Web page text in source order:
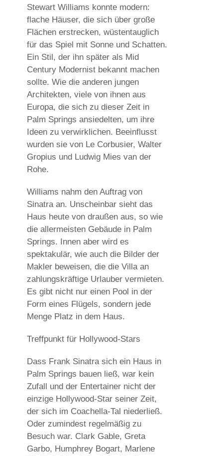
Stewart Williams konnte modern:
flache Häuser, die sich über große
Flächen erstrecken, wüstentauglich
für das Spiel mit Sonne und Schatten.
Ein Stil, der ihn später als Mid
Century Modernist bekannt machen
sollte. Wie die anderen jungen
Architekten, viele von ihnen aus
Europa, die sich zu dieser Zeit in
Palm Springs ansiedelten, um ihre
Ideen zu verwirklichen. Beeinflusst
wurden sie von Le Corbusier, Walter
Gropius und Ludwig Mies van der
Rohe.
Williams nahm den Auftrag von
Sinatra an. Unscheinbar sieht das
Haus heute von draußen aus, so wie
die allermeisten Gebäude in Palm
Springs. Innen aber wird es
spektakulär, wie auch die Bilder der
Makler beweisen, die die Villa an
zahlungskräftige Urlauber vermieten.
Es gibt nicht nur einen Pool in der
Form eines Flügels, sondern jede
Menge Platz in dem Haus.
Treffpunkt für Hollywood-Stars
Dass Frank Sinatra sich ein Haus in
Palm Springs bauen ließ, war kein
Zufall und der Entertainer nicht der
einzige Hollywood-Star seiner Zeit,
der sich im Coachella-Tal niederließ.
Oder zumindest regelmäßig zu
Besuch war. Clark Gable, Greta
Garbo, Humphrey Bogart, Marlene